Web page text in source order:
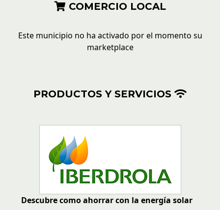
COMERCIO LOCAL
Este municipio no ha activado por el momento su
marketplace
PRODUCTOS Y SERVICIOS
Descubre como ahorrar con la energía solar